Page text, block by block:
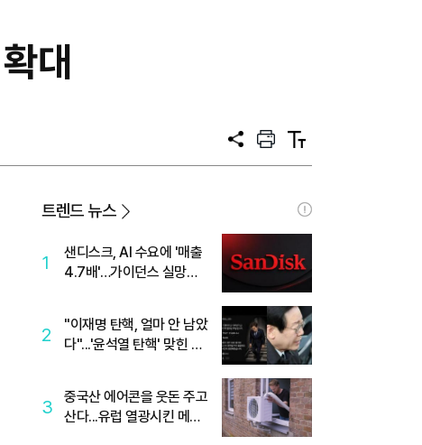
대
공
프
트
텍
트
트렌드 뉴스
1
샌디스크, AI 수요에 '매출
4.7배'…가이던스 실망에
2
"이재명 탄핵, 얼마 안 남았
다"...'윤석열 탄핵' 맞힌 무
3
중국산 에어콘을 웃돈 주고
산다...유럽 열광시킨 메이